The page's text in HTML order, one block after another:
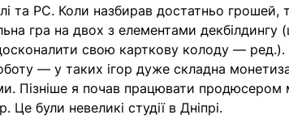
та PC. Коли назбирав достатньо грошей,
гра на двох з елементами декбiлдингу
свою карткову колоду —
— у таких ігор дуже складна
Пізніше я почав працювати продюсером
Це були невеликі студії в Дніпрі.